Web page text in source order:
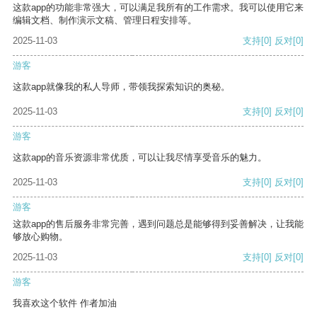
这款app的功能非常强大，可以满足我所有的工作需求。我可以使用它来
编辑文档、制作演示文稿、管理日程安排等。
2025-11-03
支持[0] 反对[0]
游客
这款app就像我的私人导师，带领我探索知识的奥秘。
2025-11-03 支持[0] 反对[0]
游客
这款app的音乐资源非常优质，可以让我尽情享受音乐的魅力。
2025-11-03 支持[0] 反对[0]
游客
这款app的售后服务非常完善，遇到问题总是能够得到妥善解决，让我能
够放心购物。
2025-11-03
支持[0] 反对[0]
游客
我喜欢这个软件 作者加油